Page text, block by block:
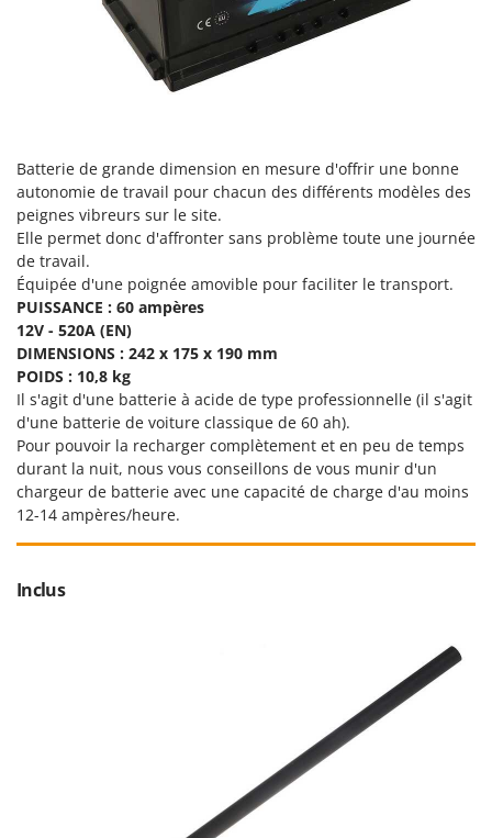
Trotec
V
Verdemax
Vesco
Volpi
W
Waldner
Weber
WIDU
Wiper EcoRobot
Wolf Garten
Wortex
Worx
Y Yard Force
Batterie de grande dimension en mesure d'offrir une bonne
autonomie de travail pour chacun des différents modèles des
peignes vibreurs sur le site.
Elle permet donc d'affronter sans problème toute une journée
de travail.
Équipée d'une poignée amovible pour faciliter le transport.
PUISSANCE : 60 ampères
12V - 520A (EN)
DIMENSIONS : 242 x 175 x 190 mm
POIDS : 10,8 kg
Il s'agit d'une batterie à acide de type professionnelle (il s'agit
d'une batterie de voiture classique de 60 ah).
Pour pouvoir la recharger complètement et en peu de temps
durant la nuit, nous vous conseillons de vous munir d'un
chargeur de batterie avec une capacité de charge d'au moins
12-14 ampères/heure.
Inclus